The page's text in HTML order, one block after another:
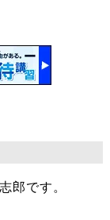
郎です。